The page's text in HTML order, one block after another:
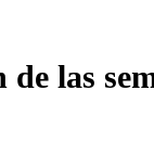
de las